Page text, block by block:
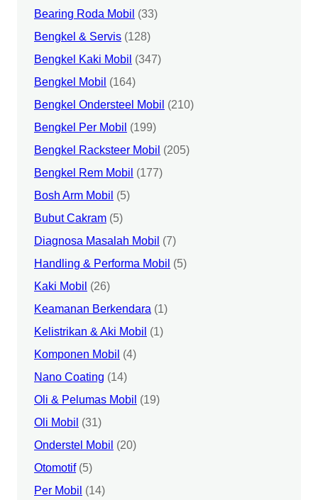
Bearing Roda Mobil (33)
Bengkel & Servis (128)
Bengkel Kaki Mobil (347)
Bengkel Mobil (164)
Bengkel Ondersteel Mobil (210)
Bengkel Per Mobil (199)
Bengkel Racksteer Mobil (205)
Bengkel Rem Mobil (177)
Bosh Arm Mobil (5)
Bubut Cakram (5)
Diagnosa Masalah Mobil (7)
Handling & Performa Mobil (5)
Kaki Mobil (26)
Keamanan Berkendara (1)
Kelistrikan & Aki Mobil (1)
Komponen Mobil (4)
Nano Coating (14)
Oli & Pelumas Mobil (19)
Oli Mobil (31)
Onderstel Mobil (20)
Otomotif(5)
Per Mobil (14)